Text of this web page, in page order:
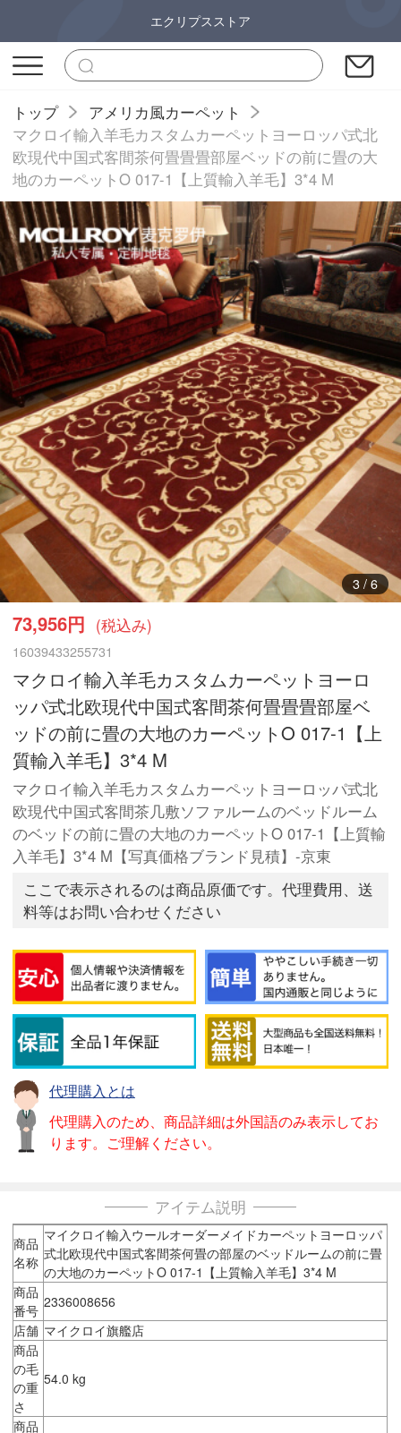
エクリプスストア
トップ
アメリカ風カーペット
マクロイ輸入羊毛カスタムカーペットヨーロッパ式北
欧現代中国式客間茶何畳畳畳部屋ベッドの前に畳の大
地のカーペットO 017-1【上質輸入羊毛】3*4 M
3/ 6
73,956円 (税込み)
16039433255731
マクロイ輸入羊毛カスタムカーペットヨーロ
ッパ式北欧現代中国式客間茶何畳畳畳部屋ベ
ッドの前に畳の大地のカーペットO 017-1【上
質輸入羊毛】3*4 M
マクロイ輸入羊毛カスタムカーペットヨーロッパ式北
欧現代中国式客間茶几敷ソファルームのベッドルーム
のベッドの前に畳の大地のカーペットO 017-1【上質輸
入羊毛】3*4 M【写真価格ブランド見積】-京東
ここで表示されるのは商品原価です。代理費用、送
料等はお問い合わせください
代理購入とは
代理購入のため、商品詳細は外国語のみ表示してお
ります。ご理解ください。
アイテム説明
商品
名称
マイクロイ輸入ウールオーダーメイドカーペットヨーロッパ
式北欧現代中国式客間茶何畳の部屋のベッドルームの前に畳
の大地のカーペットO 017-1【上質輸入羊毛】3*4 M
商品
番号 2336008656
店舗 マイクロイ旗艦店
商品
の毛
の重
さ
54.0 kg
商品